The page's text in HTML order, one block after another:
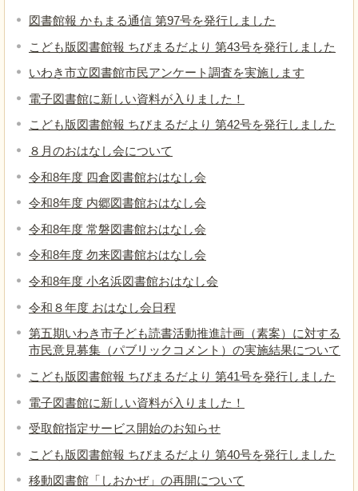
図書館報 かもまる通信 第97号を発行しました
こども版図書館報 ちびまるだより 第43号を発行しました
いわき市立図書館市民アンケート調査を実施します
電子図書館に新しい資料が入りました！
こども版図書館報 ちびまるだより 第42号を発行しました
８月のおはなし会について
令和8年度 四倉図書館おはなし会
令和8年度 内郷図書館おはなし会
令和8年度 常磐図書館おはなし会
令和8年度 勿来図書館おはなし会
令和8年度 小名浜図書館おはなし会
令和８年度 おはなし会日程
第五期いわき市子ども読書活動推進計画（素案）に対する
市民意見募集（パブリックコメント）の実施結果について
こども版図書館報 ちびまるだより 第41号を発行しました
電子図書館に新しい資料が入りました！
受取館指定サービス開始のお知らせ
こども版図書館報 ちびまるだより 第40号を発行しました
移動図書館「しおかぜ」の再開について